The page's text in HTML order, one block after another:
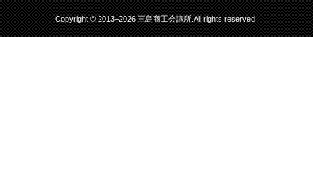
Copyright © 2013–2026 三島商工会議所.All rights reserved.